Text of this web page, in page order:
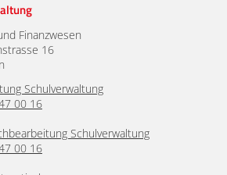
Finanzwesen
16
Schulverwaltung
00 16
Schulverwaltung
00 16